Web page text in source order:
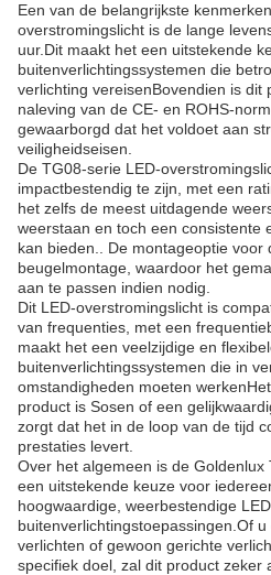
Een van de belangrijkste
overstromingslicht is de lange
uur.Dit maakt het een uitstekende
buitenverlichtingssystemen die
verlichting vereisenBovendien is
naleving van de CE- en ROHS-
gewaarborgd dat het voldoet aan
veiligheidseisen.
De TG08-serie LED-
impactbestendig te zijn, met een
het zelfs de meest uitdagende
weerstaan en toch een consistente
kan bieden.. De montageoptie voor
beugelmontage, waardoor het
aan te passen indien nodig.
Dit LED-overstromingslicht is
van frequenties, met een
maakt het een veelzijdige en
buitenverlichtingssystemen die in
omstandigheden moeten
product is Sosen of een
zorgt dat het in de loop van de tijd
prestaties levert.
Over het algemeen is de
een uitstekende keuze voor
hoogwaardige, weerbestendige
buitenverlichtingstoepassingen.Of
verlichten of gewoon gerichte
specifiek doel, zal dit product zeker